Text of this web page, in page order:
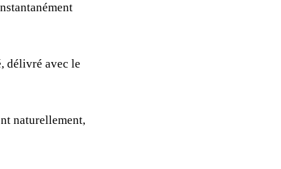
délivré avec le
naturellement,